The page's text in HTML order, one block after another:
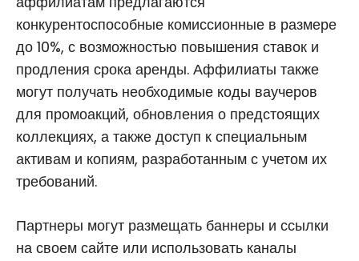
конкурентоспособные комиссионные в размере
до 10%, с возможностью повышения ставок и
продления срока аренды. Аффилиаты также
могут получать необходимые коды ваучеров
для промоакций, обновления о предстоящих
коллекциях, а также доступ к специальным
активам и копиям, разработанным с учетом их
требований.
Партнеры могут размещать баннеры и ссылки
на своем сайте или использовать каналы